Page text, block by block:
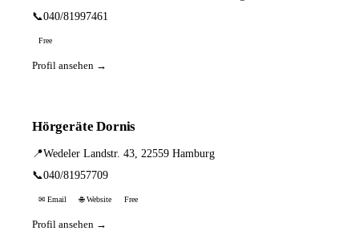
📞040/81997461
Free
Profil ansehen →
Hörgeräte Dornis
📍Wedeler Landstr. 43, 22559 Hamburg
📞040/81957709
✉ Email 🌐 Website Free
Profil ansehen →